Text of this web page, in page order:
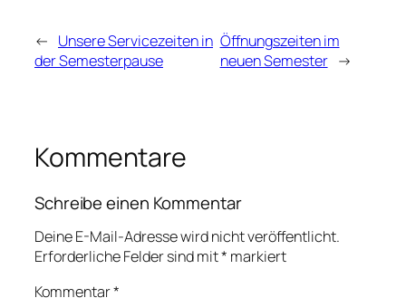
← Unsere Servicezeiten in
der Semesterpause
Öffnungszeiten im
neuen Semester →
Kommentare
Schreibe einen Kommentar
Deine E-Mail-Adresse wird nicht veröffentlicht.
Erforderliche Felder sind mit* markiert
Kommentar*